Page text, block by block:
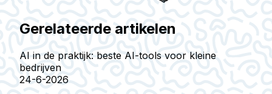
Gerelateerde artikelen
AI in de praktijk: beste AI-tools voor kleine
bedrijven
24-6-2026